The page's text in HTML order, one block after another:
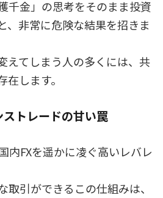
千金」の思考をそのまま投資
、非常に危険な結果を招きま
えてしまう人の多くには、共
します。
トレードの甘い罠
内FXを遥かに凌ぐ高いレバレ
取引ができるこの仕組みは、